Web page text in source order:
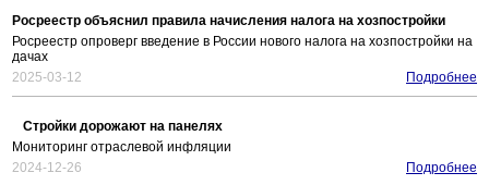
Росреестр объяснил правила начисления налога на хозпостройки
Росреестр опроверг введение в России нового налога на хозпостройки на
дачах
2025-03-12
Подробнее
Стройки дорожают на панелях
Мониторинг отраслевой инфляции
2024-12-26
Подробнее